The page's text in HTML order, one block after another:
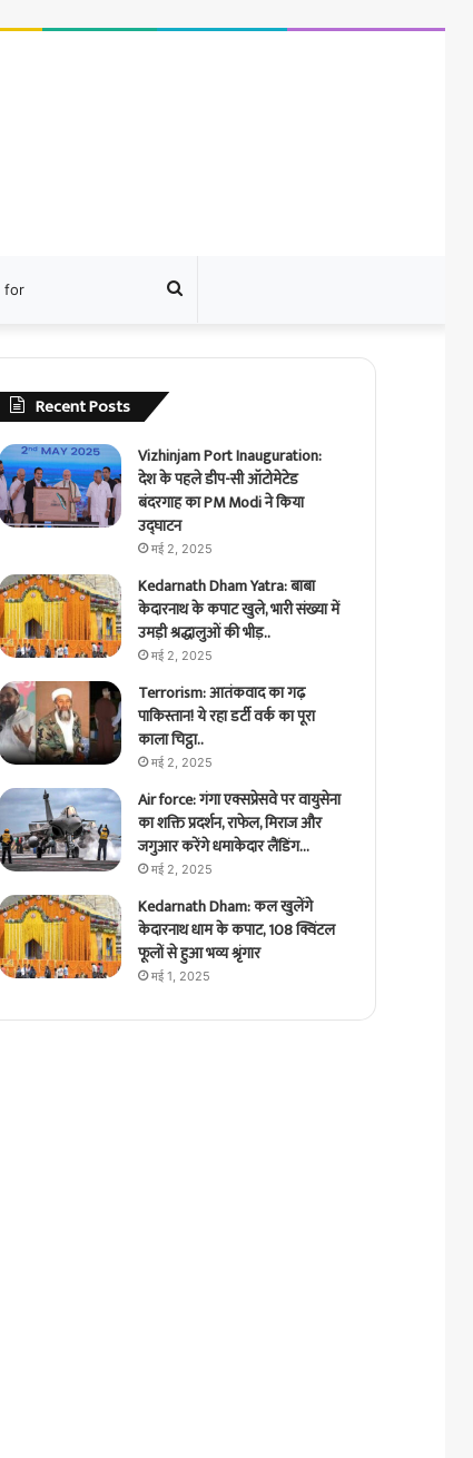
Search
for
Recent Posts
Vizhinjam Port Inauguration:
देश के पहले डीप-सी ऑटोमेटेड
बंदरगाह का PM Modi ने किया
उद्घाटन
मई 2, 2025
Kedarnath Dham Yatra: बाबा
केदारनाथ के कपाट खुले, भारी संख्या में
उमड़ी श्रद्धालुओं की भीड़..
मई 2, 2025
Terrorism: आतंकवाद का गढ़
पाकिस्तान! ये रहा डर्टी वर्क का पूरा
काला चिट्ठा..
मई 2, 2025
Air force: गंगा एक्सप्रेसवे पर वायुसेना
का शक्ति प्रदर्शन, राफेल, मिराज और
जगुआर करेंगे धमाकेदार लैंडिंग…
मई 2, 2025
Kedarnath Dham: कल खुलेंगे
केदारनाथ धाम के कपाट, 108 क्विंटल
फूलों से हुआ भव्य श्रृंगार
मई 1, 2025